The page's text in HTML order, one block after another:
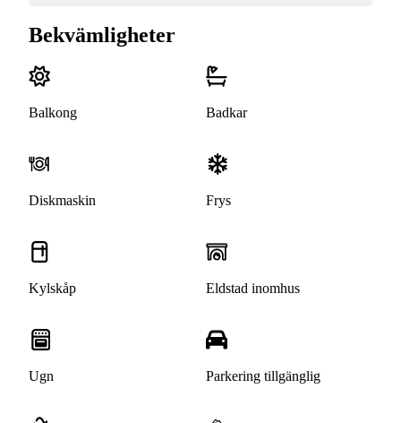
Bekvämligheter
Balkong Badkar
Diskmaskin Frys
Kylskåp Eldstad inomhus
Ugn Parkering tillgänglig